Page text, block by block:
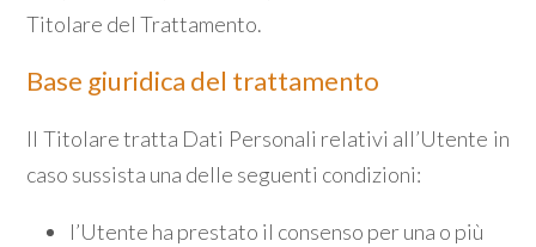
Titolare del Trattamento.
Base giuridica del trattamento
Il Titolare tratta Dati Personali relativi all’Utente in
caso sussista una delle seguenti condizioni:
l’Utente ha prestato il consenso per una o più
Camere
minime
Qualsiasi